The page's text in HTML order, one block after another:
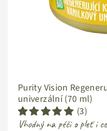
Purity Vision
univerzální (70 ml)
(3)
Vhodný na péči o pleť i